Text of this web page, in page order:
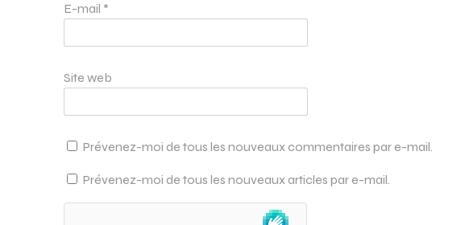
E-mail *
Site web
Prévenez-moi de tous les nouveaux commentaires par e-mail.
Prévenez-moi de tous les nouveaux articles par e-mail.